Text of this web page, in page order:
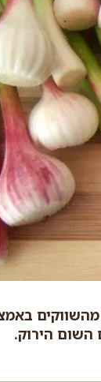
השום הירוק.